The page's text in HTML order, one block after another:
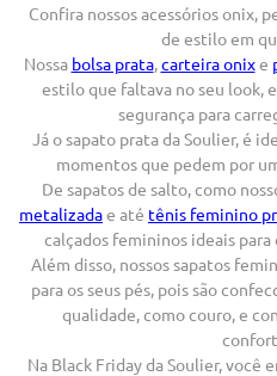
Confira nossos acessórios onix,
de estilo em
Nossa bolsa prata,carteira onixe
estilo que faltava no seu look,
segurança para
Já o sapato prata da Soulier, é
momentos que pedem por
De sapatos de salto, como
metalizadae até tênis feminino
calçados femininos ideais
Além disso, nossos sapatos
para os seus pés, pois são
qualidade, como couro, e
Na Black Friday da Soulier, você